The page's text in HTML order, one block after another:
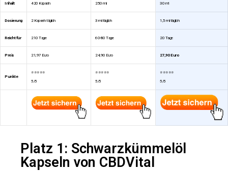
Inhalt 420 Kapseln 250 ml 30 ml
Dosierung 2 Kapseln täglich 3 ml täglich 1,5 ml täglich
Reicht für 210 Tage 60-80 Tage 20 Tage
Preis 21,97 Euro 24,90 Euro 27,90 Euro
Punkte
⭐⭐⭐⭐⭐
5/5
⭐⭐⭐⭐⭐
5/5
⭐⭐⭐⭐⭐
5/5
Platz 1: Schwarzkümmelöl
Kapseln von CBDVital